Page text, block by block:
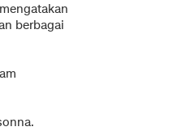
berbagai